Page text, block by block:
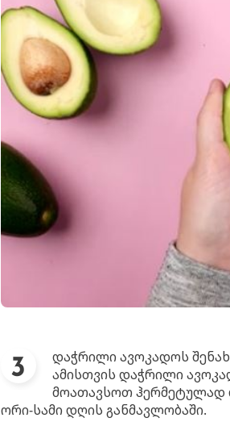
დაჭრილი ავოკადოს
ამისთვის დაჭრილი
მოათავსოთ ჰერმეტულად
ორი-სამი დღის განმავლობაში.